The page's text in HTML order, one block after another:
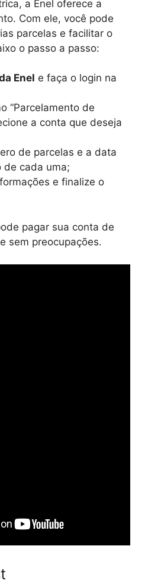
a Enel oferece a
Com ele, você pode
parcelas e facilitar o
o passo a passo:
Enel e faça o login na
“Parcelamento de
a conta que deseja
de parcelas e a data
de cada uma;
e finalize o
pagar sua conta de
sem preocupações.